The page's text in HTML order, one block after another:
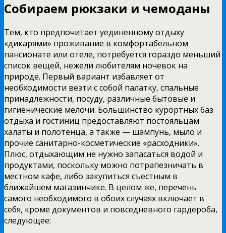
Собираем рюкзаки и чемоданы
Тем, кто предпочитает уединенному отдыху
«дикарями» проживание в комфортабельном
пансионате или отеле, потребуется гораздо меньший
список вещей, нежели любителям ночевок на
природе. Первый вариант избавляет от
необходимости везти с собой палатку, спальные
принадлежности, посуду, различные бытовые и
гигиенические мелочи. Большинство курортных баз
отдыха и гостиниц предоставляют постояльцам
халаты и полотенца, а также — шампунь, мыло и
прочие санитарно-косметические «расходники».
Плюс, отдыхающим не нужно запасаться водой и
продуктами, поскольку можно потрапезничать в
местном кафе, либо закупиться съестным в
ближайшем магазинчике. В целом же, перечень
самого необходимого в обоих случаях включает в
себя, кроме документов и повседневного гардероба,
следующее: